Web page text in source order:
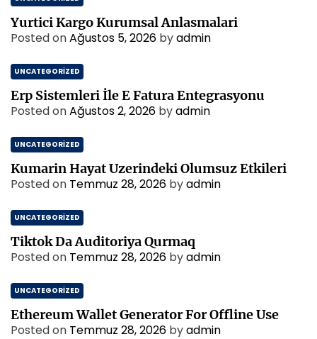
Yurtici Kargo Kurumsal Anlasmalari
Posted onAğustos 5, 2026 byadmin
UNCATEGORIZED
Erp Sistemleri İle E Fatura Entegrasyonu
Posted onAğustos 2, 2026 byadmin
UNCATEGORIZED
Kumarin Hayat Uzerindeki Olumsuz Etkileri
Posted on Temmuz 28, 2026 byadmin
UNCATEGORIZED
Tiktok Da Auditoriya Qurmaq
Posted on Temmuz 28, 2026 byadmin
UNCATEGORIZED
Ethereum Wallet Generator For Offline Use
Posted on Temmuz 28, 2026 byadmin